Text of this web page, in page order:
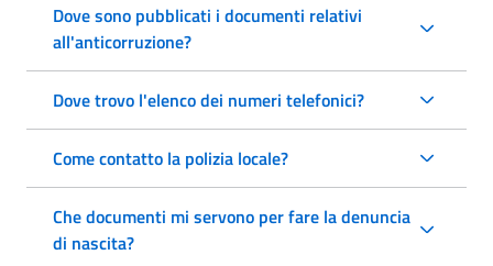
Dove sono pubblicati i documenti relativi
all'anticorruzione?
Dove trovo l'elenco dei numeri telefonici?
Come contatto la polizia locale?
Che documenti mi servono per fare la denuncia
di nascita?